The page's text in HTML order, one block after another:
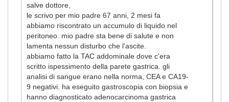
salve dottore,
le scrivo per mio padre 67 anni, 2 mesi fa
abbiamo riscontrato un accumulo di liquido nel
peritoneo. mio padre sta bene di salute e non
lamenta nessun disturbo che l'ascite.
abbiamo fatto la TAC addominale dove c'era
scritto ispessimento della parete gastrica. gli
analisi di sangue erano nella norma, CEA e CA19-
9 negativi. ha eseguito gastroscopia con biopsia e
hanno diagnosticato adenocarcinoma gastrica